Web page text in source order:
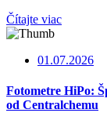
Čítajte viac
01.07.2026
Fotometre HiPo:
od Centralchemu